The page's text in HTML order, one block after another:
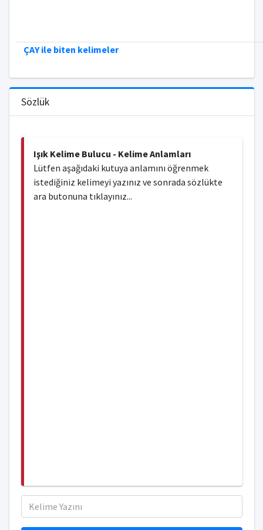
ÇAY ile biten kelimeler
Sözlük
Işık Kelime Bulucu - Kelime Anlamları
Lütfen aşağıdaki kutuya anlamını öğrenmek
istediğiniz kelimeyi yazınız ve sonrada sözlükte
ara butonuna tıklayınız...